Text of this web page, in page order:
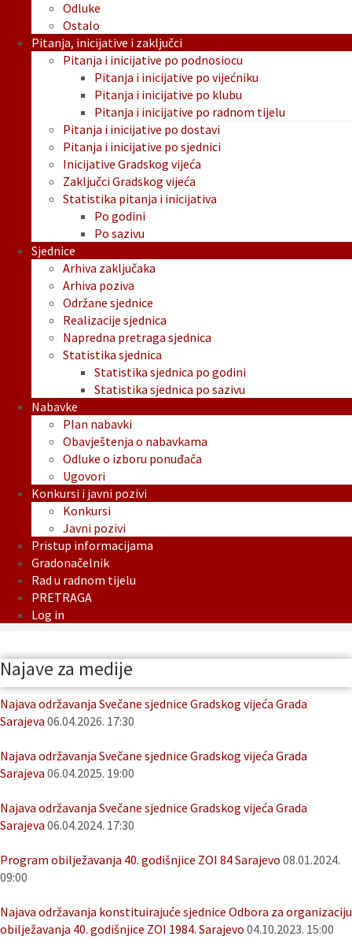
Odluke
Ostalo
Pitanja, inicijative i zaključci
Pitanja i inicijative po podnosiocu
Pitanja i inicijative po vijećniku
Pitanja i inicijative po klubu
Pitanja i inicijative po radnom tijelu
Pitanja i inicijative po dostavi
Pitanja i inicijative po sjednici
Inicijative Gradskog vijeća
Zaključci Gradskog vijeća
Statistika pitanja i inicijativa
Po godini
Po sazivu
Sjednice
Arhiva zaključaka
Arhiva poziva
Održane sjednice
Realizacije sjednica
Napredna pretraga sjednica
Statistika sjednica
Statistika sjednica po godini
Statistika sjednica po sazivu
Nabavke
Plan nabavki
Obavještenja o nabavkama
Odluke o izboru ponuđača
Ugovori
Konkursi i javni pozivi
Konkursi
Javni pozivi
Pristup informacijama
Gradonačelnik
Rad u radnom tijelu
PRETRAGA
Log in
Najave za medije
Najava održavanja Svečane sjednice Gradskog vijeća Grada
Sarajeva 06.04.2026. 17:30
Najava održavanja Svečane sjednice Gradskog vijeća Grada
Sarajeva 06.04.2025. 19:00
Najava održavanja Svečane sjednice Gradskog vijeća Grada
Sarajeva 06.04.2024. 17:30
Program obilježavanja 40. godišnjice ZOI 84 Sarajevo 08.01.2024.
09:00
Najava održavanja konstituirajuće sjednice Odbora za organizaciju
obilježavanja 40. godišnjice ZOI 1984. Sarajevo 04.10.2023. 15:00